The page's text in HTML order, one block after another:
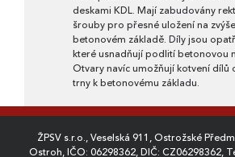
deskami KDL. Mají zabudovány
šrouby pro přesné uložení na
betonovém základě. Díly jsou
které usnadňují podlití betonovou
Otvary navíc umožňují kotvení dílů
trny k betonovému základu.
ŽPSV s.r.o., Veselská 911, Ostrožské
Ostroh, IČO: 06298362, DIČ: CZ06298362,